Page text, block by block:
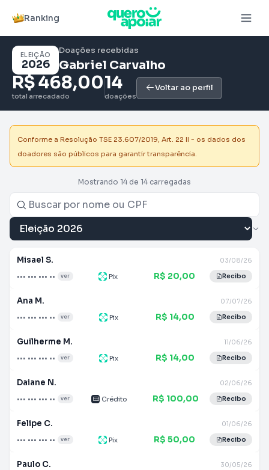
Ranking
ELEIÇÃO
2026
Doações recebidas
Gabriel Carvalho
R$ 468,00
total arrecadado
14
doações
Voltar ao perfil
Conforme a Resolução TSE 23.607/2019, Art. 22 II - os dados dos
doadores são públicos para garantir transparência.
Mostrando 14 de 14 carregadas
Misael S.
••• ••• ••• •• ver
03/08/26
Pix R$ 20,00 Recibo
Ana M.
••• ••• ••• •• ver
07/07/26
Pix R$ 14,00 Recibo
Guilherme M.
••• ••• ••• •• ver
11/06/26
Pix R$ 14,00 Recibo
Daiane N.
••• ••• ••• •• ver
02/06/26
Crédito R$ 100,00 Recibo
Felipe C.
••• ••• ••• •• ver
01/06/26
Pix R$ 50,00 Recibo
Paulo C. 30/05/26